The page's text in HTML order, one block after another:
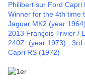
Philibert sur Ford Capri
Winner for the 4th time
Jaguar MK2 (year
2013 François Trivier /
240Z (year 1973) ; 3rd
Capri RS (1972)